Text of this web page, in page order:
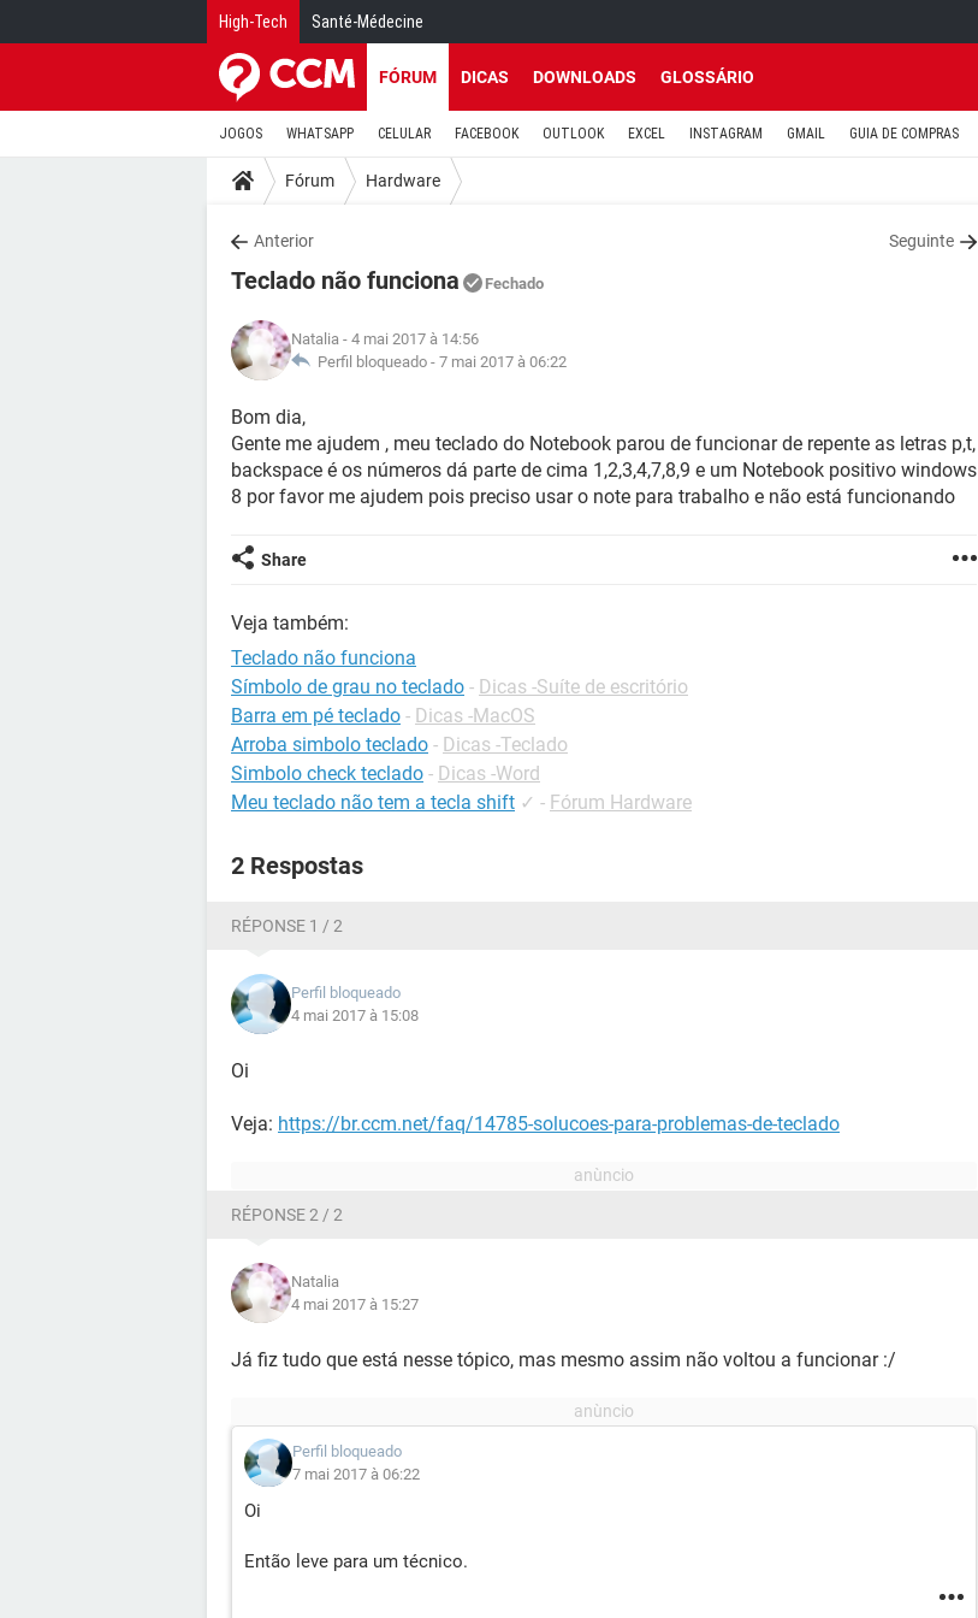
High-Tech Santé-Médecine
FÓRUM DICAS DOWNLOADS GLOSSÁRIO
JOGOS WHATSAPP CELULAR FACEBOOK OUTLOOK EXCEL INSTAGRAM GMAIL GUIA DE COMPRAS
Fórum Hardware
Anterior Seguinte
Teclado não funciona Fechado
Natalia - 4 mai 2017 à 14:56
Perfil bloqueado - 7 mai 2017 à 06:22
Bom dia,
Gente me ajudem , meu teclado do Notebook parou de funcionar de repente as letras p,t,
backspace é os números dá parte de cima 1,2,3,4,7,8,9 e um Notebook positivo windows
8 por favor me ajudem pois preciso usar o note para trabalho e não está funcionando
Share
Veja também:
Teclado não funciona
Símbolo de grau no teclado - Dicas -Suíte de escritório
Barra em pé teclado - Dicas -MacOS
Arroba simbolo teclado - Dicas -Teclado
Simbolo check teclado - Dicas -Word
Meu teclado não tem a tecla shift ✓ - Fórum Hardware
2 Respostas
RÉPONSE 1 / 2
Perfil bloqueado
4 mai 2017 à 15:08
Oi
Veja: https://br.ccm.net/faq/14785-solucoes-para-problemas-de-teclado
RÉPONSE 2 / 2
Natalia
4 mai 2017 à 15:27
Já fiz tudo que está nesse tópico, mas mesmo assim não voltou a funcionar :/
Perfil bloqueado
7 mai 2017 à 06:22
Oi
Então leve para um técnico.